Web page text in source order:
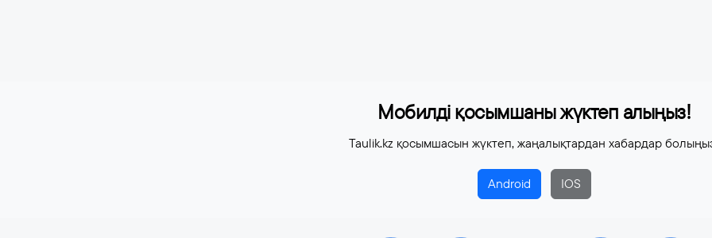
Мобилді қосымшаны жүктеп алыңыз!
Taulik.kz қосымшасын жүктеп, жаңалықтардан хабардар
Android IOS